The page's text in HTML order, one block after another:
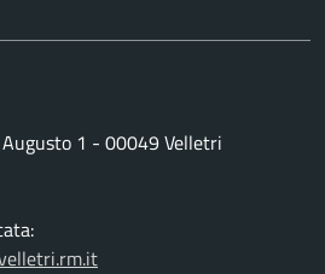
1 - 00049 Velletri